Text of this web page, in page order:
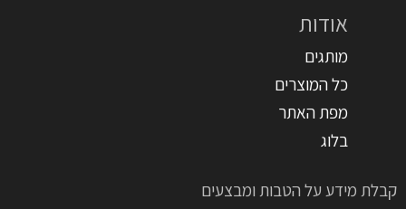
אודות
מותגים
כל המוצרים
מפת האתר
בלוג
קבלת מידע על הטבות ומבצעים